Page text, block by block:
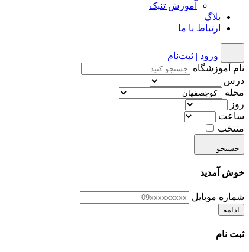
آموزش تنبک
بلاگ
ارتباط با ما
ورود | ثبت‌نام
نام آموزشگاه
درس
محله
روز
ساعت
منتخب
جستجو
خوش آمدید
شماره موبایل
ادامه
ثبت نام